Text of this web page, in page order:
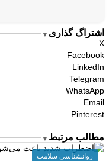
اشتراگ گذاری ▼
X
Facebook
LinkedIn
Telegram
WhatsApp
Email
Pinterest
مطالب مرتبط ▼
روانشناسی سلامت